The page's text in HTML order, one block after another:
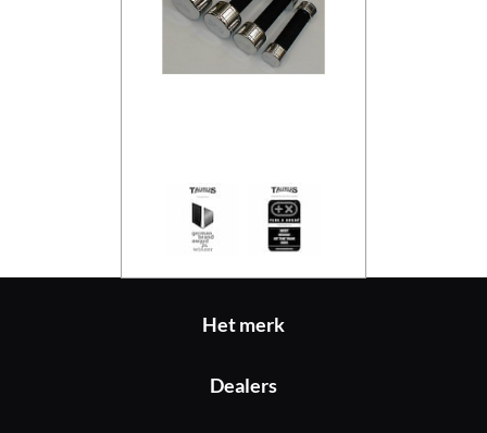
Het merk
Dealers